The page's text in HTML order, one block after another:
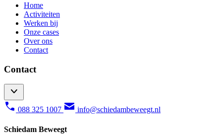
Home
Activiteiten
Werken bij
Onze cases
Over ons
Contact
Contact
088 325 1007 info@schiedambeweegt.nl
Schiedam Beweegt